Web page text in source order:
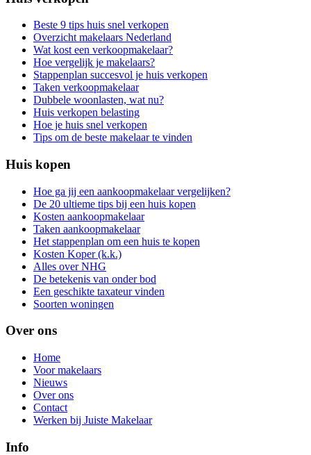
Beste 9 tips huis snel verkopen
Overzicht makelaars Nederland
Wat kost een verkoopmakelaar?
Hoe vergelijk je makelaars?
Stappenplan succesvol je huis verkopen
Taken verkoopmakelaar
Dubbele woonlasten, wat nu?
Huis verkopen belasting
Hoe je huis snel verkopen
Tips om de beste makelaar te vinden
Huis kopen
Hoe ga jij een aankoopmakelaar vergelijken?
De 20 ultieme tips bij een huis kopen
Kosten aankoopmakelaar
Taken aankoopmakelaar
Het stappenplan om een huis te kopen
Kosten Koper (k.k.)
Alles over NHG
De betekenis van onder bod
Een geschikte taxateur vinden
Soorten woningen
Over ons
Home
Voor makelaars
Nieuws
Over ons
Contact
Werken bij Juiste Makelaar
Info